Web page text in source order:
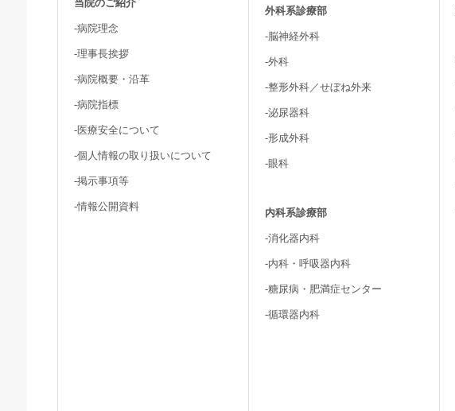
当院のご紹介
-病院理念
-理事長挨拶
-病院概要・沿革
-病院指標
-医療安全について
-個人情報の取り扱いについて
-掲示事項等
-情報公開資料
外科系診療部
-脳神経外科
-外科
-整形外科／せぼね外来
-泌尿器科
-形成外科
-眼科
内科系診療部
-消化器内科
-内科・呼吸器内科
-糖尿病・肥満症センター
-循環器内科